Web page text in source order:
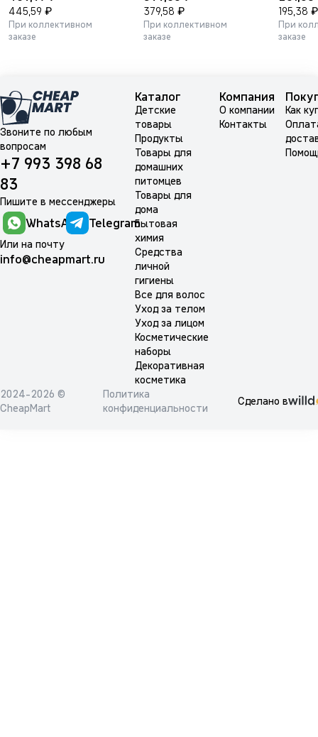
445,59 ₽
При коллективном
заказе
379,58 ₽
При коллективном
заказе
195,38 ₽
При
заказе
Звоните по любым
вопросам
+7 993 398 68
83
Пишите в мессенджеры
WhatsApp Telegram
Или на почту
info@cheapmart.ru
Каталог
Детские
товары
Продукты
Товары для
домашних
питомцев
Товары для
дома
Бытовая
химия
Средства
личной
гигиены
Все для волос
Уход за телом
Уход за лицом
Косметические
наборы
Декоративная
косметика
Компания
О компании
Контакты
Как
2024-2026 ©
CheapMart
Политика
конфиденциальности
Сделано в